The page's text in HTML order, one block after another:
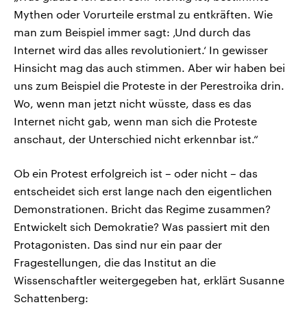
Mythen oder Vorurteile erstmal zu entkräften. Wie
man zum Beispiel immer sagt: ‚Und durch das
Internet wird das alles revolutioniert.‘ In gewisser
Hinsicht mag das auch stimmen. Aber wir haben bei
uns zum Beispiel die Proteste in der Perestroika drin.
Wo, wenn man jetzt nicht wüsste, dass es das
Internet nicht gab, wenn man sich die Proteste
anschaut, der Unterschied nicht erkennbar ist.“
Ob ein Protest erfolgreich ist – oder nicht – das
entscheidet sich erst lange nach den eigentlichen
Demonstrationen. Bricht das Regime zusammen?
Entwickelt sich Demokratie? Was passiert mit den
Protagonisten. Das sind nur ein paar der
Fragestellungen, die das Institut an die
Wissenschaftler weitergegeben hat, erklärt Susanne
Schattenberg: